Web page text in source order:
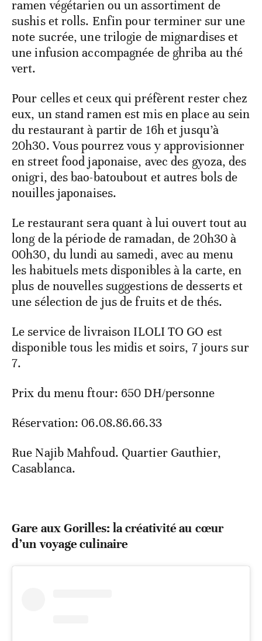
ramen végétarien ou un assortiment de
sushis et rolls. Enfin pour terminer sur une
note sucrée, une trilogie de mignardises et
une infusion accompagnée de ghriba au thé
vert.
Pour celles et ceux qui préfèrent rester chez
eux, un stand ramen est mis en place au sein
du restaurant à partir de 16h et jusqu’à
20h30. Vous pourrez vous y approvisionner
en street food japonaise, avec des gyoza, des
onigri, des bao-batoubout et autres bols de
nouilles japonaises.
Le restaurant sera quant à lui ouvert tout au
long de la période de ramadan, de 20h30 à
00h30, du lundi au samedi, avec au menu
les habituels mets disponibles à la carte, en
plus de nouvelles suggestions de desserts et
une sélection de jus de fruits et de thés.
Le service de livraison ILOLI TO GO est
disponible tous les midis et soirs, 7 jours sur
7.
Prix du menu ftour: 650 DH/personne
Réservation: 06.08.86.66.33
Rue Najib Mahfoud. Quartier Gauthier,
Casablanca.
Gare aux Gorilles: la créativité au cœur
d’un voyage culinaire